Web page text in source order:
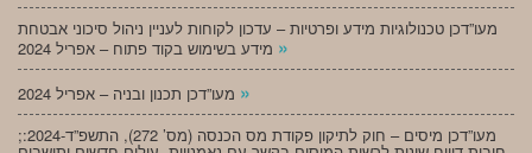
מעו”דכן טכנולוגיות מידע ופרטיות – עדכון לקוחות לעניין ניהול סיכוני אבטחת
»
»
;מעו”דכן מיסים – חוק לתיקון פקודת מס הכנסה (מס’ 272), התשפ”ד-2024: